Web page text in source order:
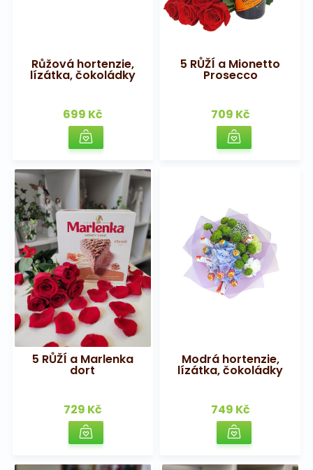
Růžová hortenzie,
lízátka, čokoládky
699 Kč
5 RŮŽÍ a Mionetto
Prosecco
709 Kč
5 RŮŽÍ a Marlenka
dort
729 Kč
Modrá hortenzie,
lízátka, čokoládky
749 Kč